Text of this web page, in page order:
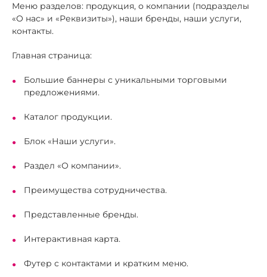
Меню разделов: продукция, о компании (подразделы
«О нас» и «Реквизиты»), наши бренды, наши услуги,
контакты.
Главная страница:
Большие баннеры с уникальными торговыми
предложениями.
Каталог продукции.
Блок «Наши услуги».
Раздел «О компании».
Преимущества сотрудничества.
Представленные бренды.
Интерактивная карта.
Футер с контактами и кратким меню.